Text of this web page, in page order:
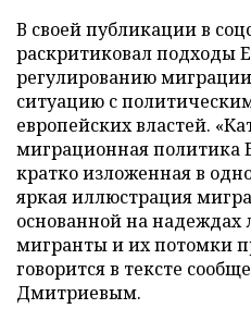
В своей публикации в
раскритиковал подходы
регулированию
ситуацию с
европейских властей.
миграционная политика
кратко изложенная в
яркая иллюстрация
основанной на надеждах
мигранты и их потомки
говорится в тексте
Дмитриевым.